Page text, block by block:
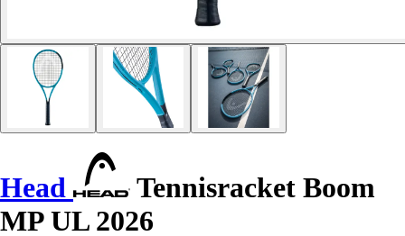
Head
Tennisracket Boom
MP UL 2026